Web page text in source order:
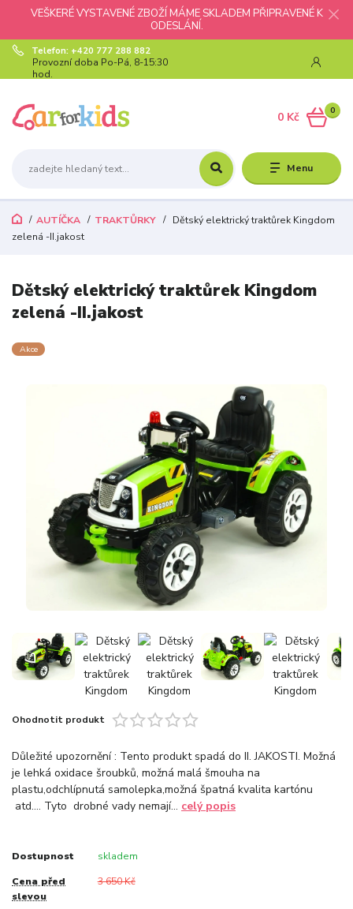
VEŠKERÉ VYSTAVENÉ ZBOŽÍ MÁME SKLADEM PŘIPRAVENÉ K
ODESLÁNÍ.
Menu
Telefon: +420 777 288 882
Provozní doba Po-Pá, 8-15:30
hod.
0
0 Kč
AUTÍČKA TRAKTŮRKY
Dětský elektrický traktůrek Kingdom
zelená -II.jakost
Dětský elektrický traktůrek Kingdom
zelená -II.jakost
Akce
Ohodnotit produkt
Důležité upozornění : Tento produkt spadá do II. JAKOSTI. Možná
je lehká oxidace šroubků, možná malá šmouha na
plastu,odchlípnutá samolepka,možná špatná kvalita kartónu
atd…. Tyto drobné vady nemají... celý popis
Dostupnost skladem
Cena před
slevou
3 650 Kč